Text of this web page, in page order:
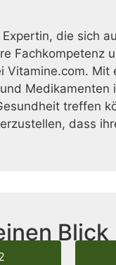
die sich
Fachkompetenz
Vitamine.com.
treffen
dass
Blick